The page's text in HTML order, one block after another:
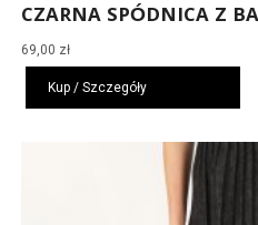
CZARNA SPÓDNICA Z
69,00 zł
Kup / Szczegóły